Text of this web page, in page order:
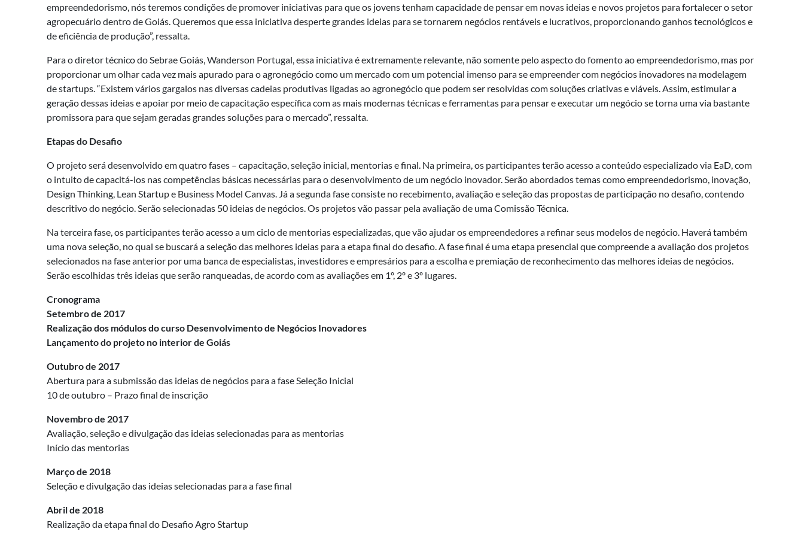
empreendedorismo, nós teremos condições de promover iniciativas para que os jovens tenham capacidade de pensar em novas ideias e novos projetos para fortalecer o setor
agropecuário dentro de Goiás. Queremos que essa iniciativa desperte grandes ideias para se tornarem negócios rentáveis e lucrativos, proporcionando ganhos tecnológicos e
de eficiência de produção”, ressalta.
Para o diretor técnico do Sebrae Goiás, Wanderson Portugal, essa iniciativa é extremamente relevante, não somente pelo aspecto do fomento ao empreendedorismo, mas por
proporcionar um olhar cada vez mais apurado para o agronegócio como um mercado com um potencial imenso para se empreender com negócios inovadores na modelagem
de startups. “Existem vários gargalos nas diversas cadeias produtivas ligadas ao agronegócio que podem ser resolvidas com soluções criativas e viáveis. Assim, estimular a
geração dessas ideias e apoiar por meio de capacitação específica com as mais modernas técnicas e ferramentas para pensar e executar um negócio se torna uma via bastante
promissora para que sejam geradas grandes soluções para o mercado”, ressalta.
Etapas do Desafio
O projeto será desenvolvido em quatro fases – capacitação, seleção inicial, mentorias e final. Na primeira, os participantes terão acesso a conteúdo especializado via EaD, com
o intuito de capacitá-los nas competências básicas necessárias para o desenvolvimento de um negócio inovador. Serão abordados temas como empreendedorismo, inovação,
Design Thinking, Lean Startup e Business Model Canvas. Já a segunda fase consiste no recebimento, avaliação e seleção das propostas de participação no desafio, contendo
descritivo do negócio. Serão selecionadas 50 ideias de negócios. Os projetos vão passar pela avaliação de uma Comissão Técnica.
Na terceira fase, os participantes terão acesso a um ciclo de mentorias especializadas, que vão ajudar os empreendedores a refinar seus modelos de negócio. Haverá também
uma nova seleção, no qual se buscará a seleção das melhores ideias para a etapa final do desafio. A fase final é uma etapa presencial que compreende a avaliação dos projetos
selecionados na fase anterior por uma banca de especialistas, investidores e empresários para a escolha e premiação de reconhecimento das melhores ideias de negócios.
Serão escolhidas três ideias que serão ranqueadas, de acordo com as avaliações em 1º, 2º e 3º lugares.
Cronograma
Setembro de 2017
Realização dos módulos do curso Desenvolvimento de Negócios Inovadores
Lançamento do projeto no interior de Goiás
Outubro de 2017
Abertura para a submissão das ideias de negócios para a fase Seleção Inicial
10 de outubro – Prazo final de inscrição
Novembro de 2017
Avaliação, seleção e divulgação das ideias selecionadas para as mentorias
Início das mentorias
Março de 2018
Seleção e divulgação das ideias selecionadas para a fase final
Abril de 2018
Realização da etapa final do Desafio Agro Startup